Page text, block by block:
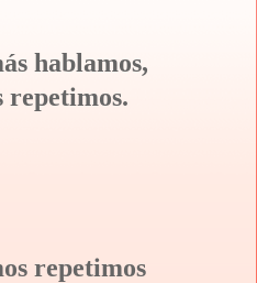
hablamos,
repetimos.
repetimos